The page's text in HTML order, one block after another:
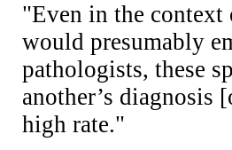
"Even in the
would presumably
pathologists, these
another’s diagnosis
high rate."